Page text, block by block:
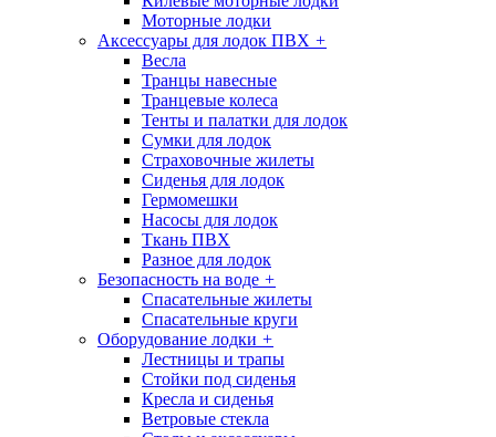
Моторные лодки
Аксессуары для лодок ПВХ +
Весла
Транцы навесные
Транцевые колеса
Тенты и палатки для лодок
Сумки для лодок
Страховочные жилеты
Сиденья для лодок
Гермомешки
Насосы для лодок
Ткань ПВХ
Разное для лодок
Безопасность на воде +
Спасательные жилеты
Спасательные круги
Оборудование лодки +
Лестницы и трапы
Стойки под сиденья
Кресла и сиденья
Ветровые стекла